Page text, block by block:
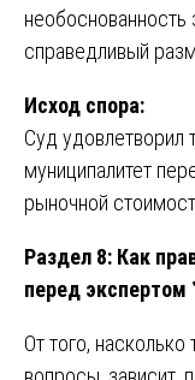
необоснованность
справедливый
Исход спора:
Суд удовлетворил
муниципалитет
рыночной
Раздел 8: Как
перед экспертом
От того,